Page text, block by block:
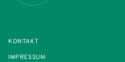
KONTAKT
IMPRESSUM